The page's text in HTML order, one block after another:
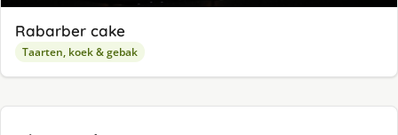
Rabarber cake
Taarten, koek & gebak